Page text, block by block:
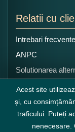
Relatii cu
Intrebari frecvente
ANPC
Solutionarea
litigiilor
Acest site
și, cu
traficului. Puteți
nenecesare.